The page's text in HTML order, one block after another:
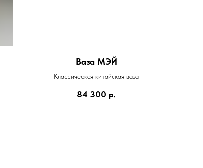
Ваза МЭЙ
Классическая китайская ваза
84 300 р.